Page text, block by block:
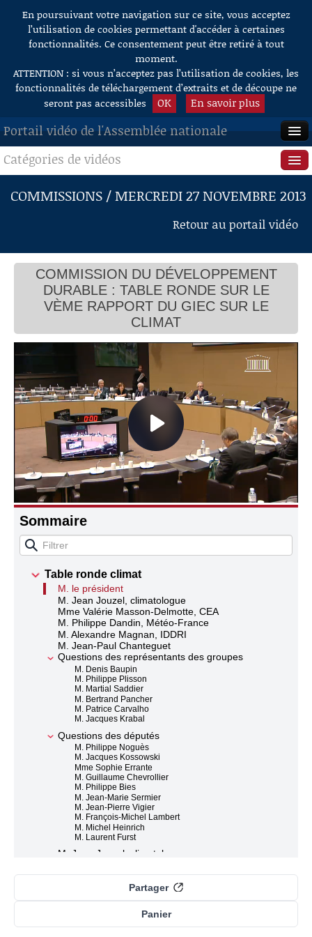
Aller au contenu
En poursuivant votre navigation sur ce site, vous acceptez
l’utilisation de cookies permettant d'accéder à certaines
fonctionnalités. Ce consentement peut être retiré à tout
moment.
ATTENTION : si vous n’acceptez pas l’utilisation de cookies, les
fonctionnalités de téléchargement d’extraits et de découpe ne
seront pas accessibles
OK En savoir plus
Portail vidéo de l'Assemblée nationale
ACCUEIL
EN DIRECT
RECHERCHE
AIDE À LA DÉCOUPE
DE VIDÉOS
Catégories de vidéos
Séance publique
Questions au Gouvernement
Commissions
Présidence
Évènements
Connaissance, Histoire
Autres
COMMISSIONS / MERCREDI 27 NOVEMBRE 2013
Retour au portail vidéo
COMMISSION DU DÉVELOPPEMENT
DURABLE : TABLE RONDE SUR LE
VÈME RAPPORT DU GIEC SUR LE
CLIMAT
Sommaire
Table ronde climat
M. le président
M. Jean Jouzel, climatologue
Mme Valérie Masson-Delmotte, CEA
M. Philippe Dandin, Météo-France
M. Alexandre Magnan, IDDRI
M. Jean-Paul Chanteguet
Questions des représentants des groupes
M. Denis Baupin
M. Philippe Plisson
M. Martial Saddier
M. Bertrand Pancher
M. Patrice Carvalho
M. Jacques Krabal
Questions des députés
M. Philippe Noguès
M. Jacques Kossowski
Mme Sophie Errante
M. Guillaume Chevrollier
M. Philippe Bies
M. Jean-Marie Sermier
M. Jean-Pierre Vigier
M. François-Michel Lambert
M. Michel Heinrich
M. Laurent Furst
M. Jean Jouzel, climatologue
M. Philippe Dandin, Météo-France
M. Alexandre Magnan, IDDRI
Mme Valérie Masson-Delmotte, CEA
Panier
Partager